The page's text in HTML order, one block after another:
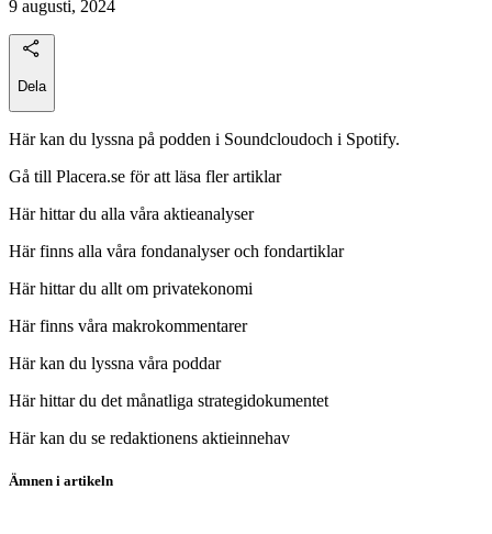
9 augusti, 2024
Dela
Här kan du lyssna på podden i Soundcloudoch i Spotify.
Gå till Placera.se för att läsa fler artiklar
Här hittar du alla våra aktieanalyser
Här finns alla våra fondanalyser och fondartiklar
Här hittar du allt om privatekonomi
Här finns våra makrokommentarer
Här kan du lyssna våra poddar
Här hittar du det månatliga strategidokumentet
Här kan du se redaktionens aktieinnehav
Ämnen i artikeln